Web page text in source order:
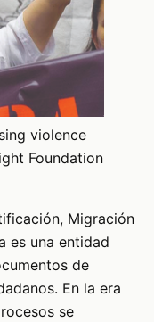
violence
Foundation
Migración
es una entidad
de
En la era
se